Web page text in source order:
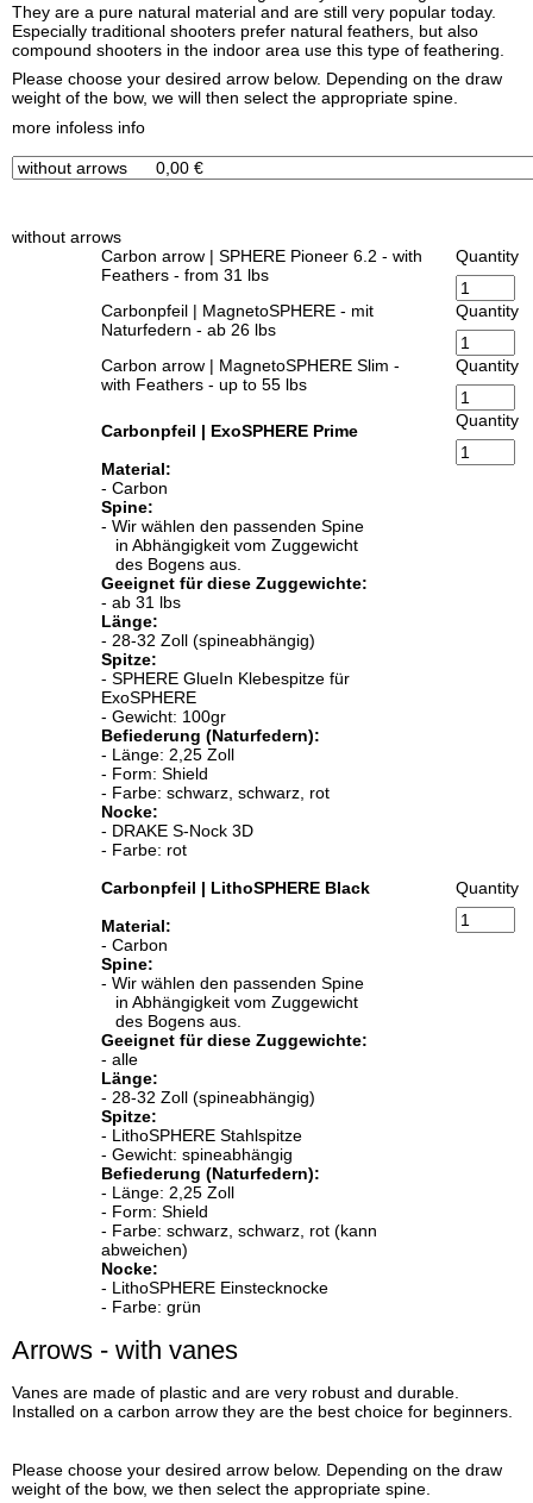
They are a pure natural material and are still very popular today.
Especially traditional shooters prefer natural feathers, but also
compound shooters in the indoor area use this type of feathering.
Please choose your desired arrow below. Depending on the draw
weight of the bow, we will then select the appropriate spine.
x
more infoless info
without arrows
Carbon arrow | SPHERE Pioneer 6.2 - with
Feathers - from 31 lbs
Quantity
Carbonpfeil | MagnetoSPHERE - mit
Naturfedern - ab 26 lbs
Quantity
Carbon arrow | MagnetoSPHERE Slim -
with Feathers - up to 55 lbs
Quantity
Carbonpfeil | ExoSPHERE Prime
Material:
- Carbon
Spine:
- Wir wählen den passenden Spine
in Abhängigkeit vom Zuggewicht
des Bogens aus.
Geeignet für diese Zuggewichte:
- ab 31 lbs
Länge:
- 28-32 Zoll (spineabhängig)
Spitze:
- SPHERE GlueIn Klebespitze für
ExoSPHERE
- Gewicht: 100gr
Befiederung (Naturfedern):
- Länge: 2,25 Zoll
- Form: Shield
- Farbe: schwarz, schwarz, rot
Nocke:
- DRAKE S-Nock 3D
- Farbe: rot
Quantity
Carbonpfeil | LithoSPHERE Black
Material:
- Carbon
Spine:
- Wir wählen den passenden Spine
in Abhängigkeit vom Zuggewicht
des Bogens aus.
Geeignet für diese Zuggewichte:
- alle
Länge:
- 28-32 Zoll (spineabhängig)
Spitze:
- LithoSPHERE Stahlspitze
- Gewicht: spineabhängig
Befiederung (Naturfedern):
- Länge: 2,25 Zoll
- Form: Shield
- Farbe: schwarz, schwarz, rot (kann
abweichen)
Nocke:
- LithoSPHERE Einstecknocke
- Farbe: grün
Quantity
Arrows - with vanes
Vanes are made of plastic and are very robust and durable.
Installed on a carbon arrow they are the best choice for beginners.
Please choose your desired arrow below. Depending on the draw
weight of the bow, we then select the appropriate spine.